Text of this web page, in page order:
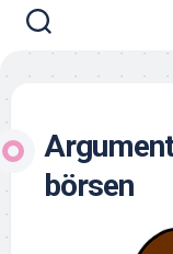
börsen